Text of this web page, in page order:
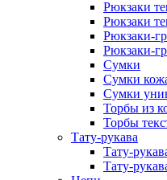
Рюкзаки
Рюкзаки
Рюкзаки-
Рюкзаки-
Сумки
Сумки
Сумки
Торбы из
Торбы
Тату-рукава
Тату-
Тату-